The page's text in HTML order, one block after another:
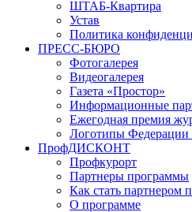
ШТАБ-Квартира
Устав
Политика
ПРЕСС-БЮРО
Фотогалерея
Видеогалерея
Газета «Простор»
Информационные
Ежегодная премия
Логотипы Федерации
ПрофДИСКОНТ
Профкурорт
Партнеры программы
Как стать партнером
О программе